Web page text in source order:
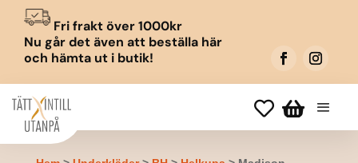
Fri frakt över 1000kr
Nu går det även att beställa här
och hämta ut i butik!
 